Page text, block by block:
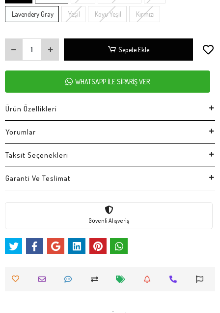
Lavendery Gray Yeşil Koyu Yeşil Kırmızı
Sepete Ekle
WHATSAPP İLE SİPARİŞ VER
Ürün Özellikleri
Yorumlar
Taksit Seçenekleri
Garanti Ve Teslimat
Güvenli Alışveriş